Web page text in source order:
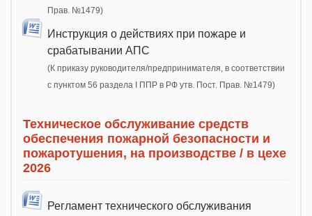
Прав. №1479)
Инструкция о действиях при пожаре и
срабатывании АПС
(К приказу руководителя/предпринимателя, в соответствии
с пунктом 56 раздела I ППР в РФ утв. Пост. Прав. №1479)
Техническое обслуживание средств
обеспечения пожарной безопасности и
пожаротушения, на производстве / в цехе
2026
Регламент технического обслуживания